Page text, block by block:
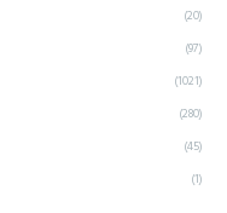
(20)
(97)
(1021)
(280)
(45)
(1)